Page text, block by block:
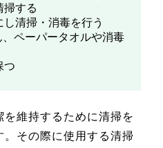
掃する
し清掃・消毒を行う
ペーパータオルや消毒
つ
維持するために清掃を
その際に使用する清掃